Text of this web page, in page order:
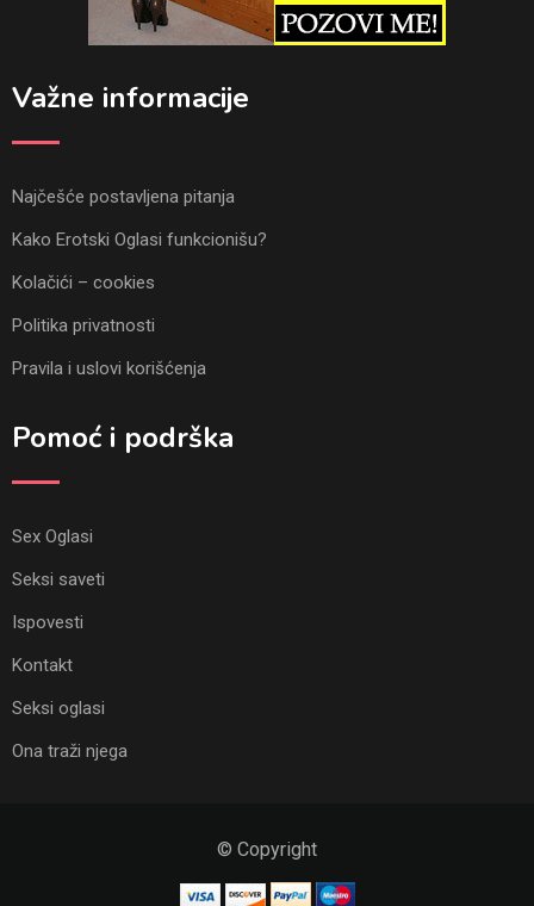
Važne informacije
Najčešće postavljena pitanja
Kako Erotski Oglasi funkcionišu?
Kolačići – cookies
Politika privatnosti
Pravila i uslovi korišćenja
Pomoć i podrška
Sex Oglasi
Seksi saveti
Ispovesti
Kontakt
Seksi oglasi
Ona traži njega
© Copyright